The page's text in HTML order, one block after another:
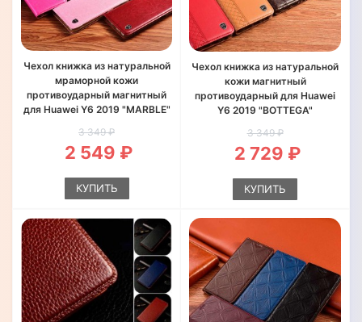
Чехол книжка из натуральной
мраморной кожи
противоударный магнитный
для Huawei Y6 2019 "MARBLE"
3 349 ₽
2 549 ₽
КУПИТЬ
Чехол книжка из натуральной
кожи магнитный
противоударный для Huawei
Y6 2019 "BOTTEGA"
3 349 ₽
2 729 ₽
КУПИТЬ